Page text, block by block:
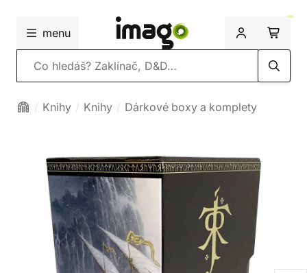
menu
Vyhledávání
Knihy Knihy Dárkové boxy a komplety